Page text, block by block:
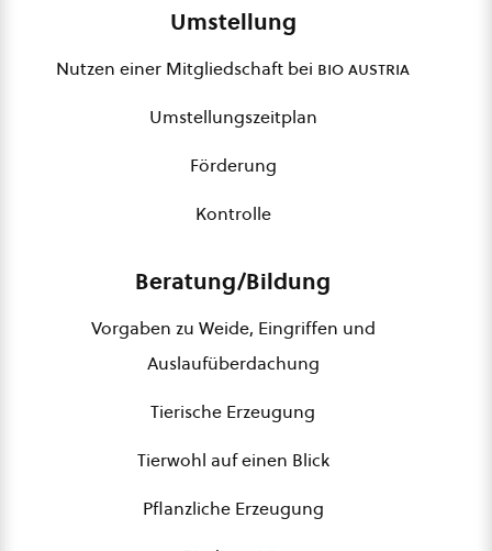
Umstellung
Nutzen einer Mitgliedschaft bei bio austria
Umstellungszeitplan
Förderung
Kontrolle
Beratung/Bildung
Vorgaben zu Weide, Eingriffen und
Auslaufüberdachung
Tierische Erzeugung
Tierwohl auf einen Blick
Pflanzliche Erzeugung